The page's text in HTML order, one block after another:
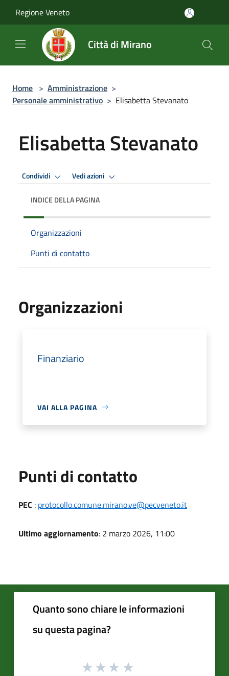
Regione Veneto
Città di Mirano
Home > Amministrazione >
Personale amministrativo > Elisabetta Stevanato
Elisabetta Stevanato
Condividi Vedi azioni
INDICE DELLA PAGINA
Organizzazioni
Punti di contatto
Organizzazioni
Finanziario
VAI ALLA PAGINA
Punti di contatto
PEC : protocollo.comune.mirano.ve@pecveneto.it
Ultimo aggiornamento: 2 marzo 2026, 11:00
Quanto sono chiare le informazioni
su questa pagina?